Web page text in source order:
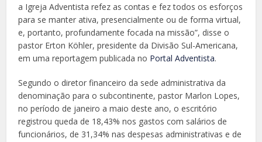
a Igreja Adventista refez as contas e fez todos os esforços
para se manter ativa, presencialmente ou de forma virtual,
e, portanto, profundamente focada na missão”, disse o
pastor Erton Köhler, presidente da Divisão Sul-Americana,
em uma reportagem publicada no Portal Adventista.
Segundo o diretor financeiro da sede administrativa da
denominação para o subcontinente, pastor Marlon Lopes,
no período de janeiro a maio deste ano, o escritório
registrou queda de 18,43% nos gastos com salários de
funcionários, de 31,34% nas despesas administrativas e de